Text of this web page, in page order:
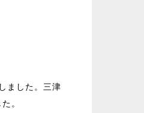
ました。三津
。